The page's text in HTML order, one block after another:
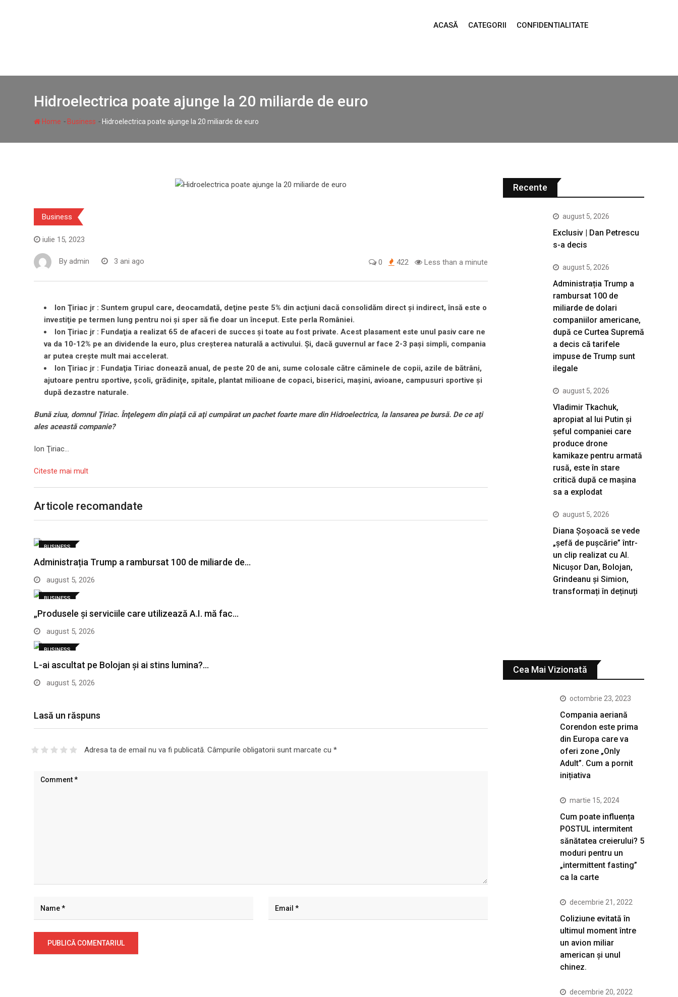
ACASĂ CATEGORII CONFIDENTIALITATE
Hidroelectrica poate ajunge la 20 miliarde de euro
Home - Business - Hidroelectrica poate ajunge la 20 miliarde de euro
Business
iulie 15, 2023
By admin 3 ani ago 0 422 Less than a minute
Ion Ţiriac jr : Suntem grupul care, deocamdată, deţine peste 5% din acţiuni dacă consolidăm direct şi indirect, însă este o
investiţie pe termen lung pentru noi şi sper să fie doar un început. Este perla României.
Ion Ţiriac jr : Fundaţia a realizat 65 de afaceri de succes şi toate au fost private. Acest plasament este unul pasiv care ne
va da 10-12% pe an dividende la euro, plus creşterea naturală a activului. Şi, dacă guvernul ar face 2-3 paşi simpli, compania
ar putea creşte mult mai accelerat.
Ion Ţiriac jr : Fundaţia Tiriac donează anual, de peste 20 de ani, sume colosale către căminele de copii, azile de bătrâni,
ajutoare pentru sportive, şcoli, grădiniţe, spitale, plantat milioane de copaci, biserici, maşini, avioane, campusuri sportive şi
după dezastre naturale.
Bună ziua, domnul Ţiriac. Înţelegem din piaţă că aţi cumpărat un pachet foarte mare din Hidroelectrica, la lansarea pe bursă. De ce aţi
ales această companie?
Ion Ţiriac…
Citeste mai mult
Articole recomandate
BUSINESS
Administrația Trump a rambursat 100 de miliarde de…
august 5, 2026
BUSINESS
„Produsele și serviciile care utilizează A.I. mă fac…
august 5, 2026
BUSINESS
L-ai ascultat pe Bolojan și ai stins lumina?…
august 5, 2026
Lasă un răspuns
Adresa ta de email nu va fi publicată. Câmpurile obligatorii sunt marcate cu *
Recente
august 5, 2026
Exclusiv | Dan Petrescu
s-a decis
august 5, 2026
Administrația Trump a
rambursat 100 de
miliarde de dolari
companiilor americane,
după ce Curtea Supremă
a decis că tarifele
impuse de Trump sunt
ilegale
august 5, 2026
Vladimir Tkachuk,
apropiat al lui Putin și
șeful companiei care
produce drone
kamikaze pentru armată
rusă, este în stare
critică după ce mașina
sa a explodat
august 5, 2026
Diana Șoșoacă se vede
„șefă de pușcărie” într-
un clip realizat cu AI.
Nicușor Dan, Bolojan,
Grindeanu și Simion,
transformați în deținuți
Cea Mai Vizionată
octombrie 23, 2023
Compania aeriană
Corendon este prima
din Europa care va
oferi zone „Only
Adult”. Cum a pornit
inițiativa
martie 15, 2024
Cum poate influența
POSTUL intermitent
sănătatea creierului? 5
moduri pentru un
„intermittent fasting”
ca la carte
decembrie 21, 2022
Coliziune evitată în
ultimul moment între
un avion miliar
american şi unul
chinez.
decembrie 20, 2022